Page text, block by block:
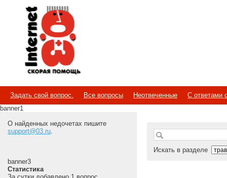
Internet
Скорая помощь
Задать свой вопрос. Все вопросы Неотвеченные
С ответами
banner1
О найденных недочетах пишите
support@03.ru.
banner3
Статистика
Искать в разделе